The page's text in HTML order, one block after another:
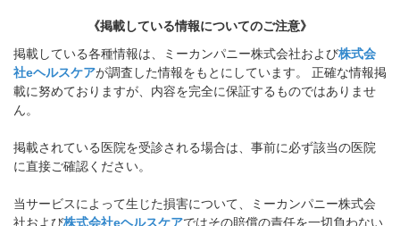
《掲載している情報についてのご注意》
掲載している各種情報は、ミーカンパニー株式会社および株式会
社eヘルスケアが調査した情報をもとにしています。 正確な情報掲
載に努めておりますが、内容を完全に保証するものではありませ
ん。
掲載されている医院を受診される場合は、事前に必ず該当の医院
に直接ご確認ください。
当サービスによって生じた損害について、ミーカンパニー株式会
社および株式会社eヘルスケアではその賠償の責任を一切負わない